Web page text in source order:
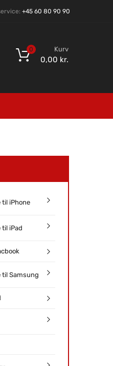
+45 60 80 90 90
Kurv
0,00 kr.
0
til iPhone
til iPad
til Samsung